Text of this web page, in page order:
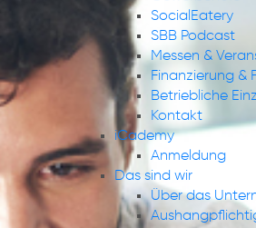
SocialEatery
SBB Podcast
Messen &
Finanzierung &
Betriebliche
Kontakt
iCademy
Anmeldung
Das sind wir
Über das